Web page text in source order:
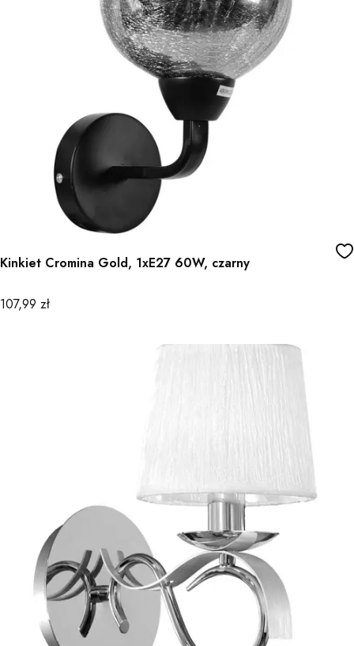
Kinkiet Cromina Gold, 1xE27 60W, czarny
Cena
107,99 zł